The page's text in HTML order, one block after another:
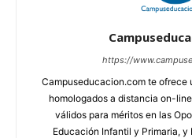
https://
Campuseducacion.com te ofrece
homologados a distancia on-
válidos para méritos en las
Educación Infantil y Primaria, y